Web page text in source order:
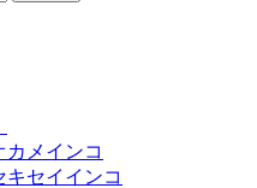
メインコ
セイインコ